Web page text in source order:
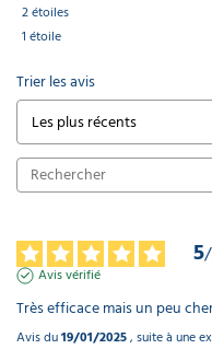
2étoiles
1 étoile
Trier les avis
5/
Avis vérifié
Très efficace mais un peu
Avis du19/01/2025, suite à une